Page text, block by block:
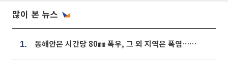
많이 본 뉴스
1. 동해안은 시간당 80㎜ 폭우, 그 외 지역은 폭염…‘극과 극 날씨’